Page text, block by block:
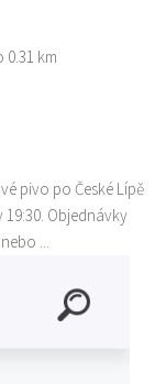
0.31 km
pivo po České Lípě
Objednávky
...